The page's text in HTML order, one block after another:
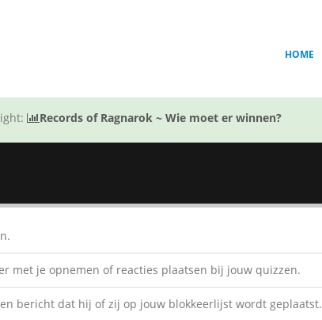
HOME
Records of Ragnarok ~ Wie moet er winnen?
met je opnemen of reacties plaatsen bij jouw quizzen.
bericht dat hij of zij op jouw blokkeerlijst wordt geplaatst.